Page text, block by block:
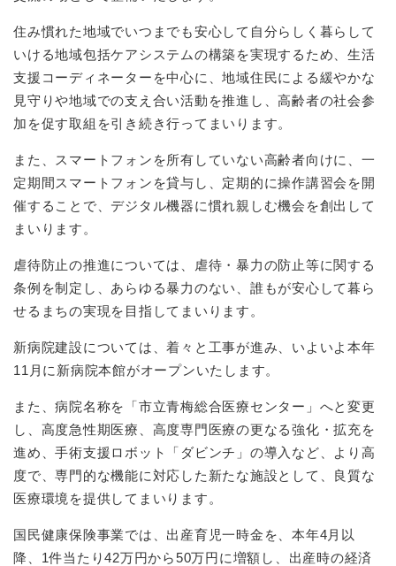
住み慣れた地域でいつまでも安心して自分らしく暮らして
いける地域包括ケアシステムの構築を実現するため、生活
支援コーディネーターを中心に、地域住民による緩やかな
見守りや地域での支え合い活動を推進し、高齢者の社会参
加を促す取組を引き続き行ってまいります。
また、スマートフォンを所有していない高齢者向けに、一
定期間スマートフォンを貸与し、定期的に操作講習会を開
催することで、デジタル機器に慣れ親しむ機会を創出して
まいります。
虐待防止の推進については、虐待・暴力の防止等に関する
条例を制定し、あらゆる暴力のない、誰もが安心して暮ら
せるまちの実現を目指してまいります。
新病院建設については、着々と工事が進み、いよいよ本年
11月に新病院本館がオープンいたします。
また、病院名称を「市立青梅総合医療センター」へと変更
し、高度急性期医療、高度専門医療の更なる強化・拡充を
進め、手術支援ロボット「ダビンチ」の導入など、より高
度で、専門的な機能に対応した新たな施設として、良質な
医療環境を提供してまいります。
国民健康保険事業では、出産育児一時金を、本年4月以
降、1件当たり42万円から50万円に増額し、出産時の経済